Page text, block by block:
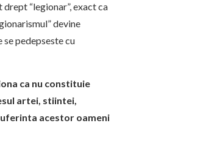
“legionar”, exact ca
devine
pedepseste cu
ca nu constituie
artei, stiintei,
acestor oameni